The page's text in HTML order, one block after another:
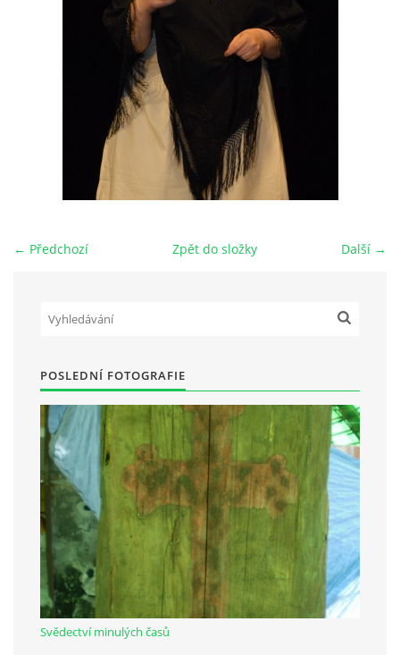
ČLENOVÉ - SOUČASNOST
HRY DO ROKU 1973
MÍSTO PRO VAŠE VZKAZY!!
Občanská vzdělávací jednota "Komenský" v Choceradech z.s.
257 24 Chocerady
IČ: 498 28 614
Kontaktní osoba:
Mgr. Miroslava Cinkeisová
723 967 851
Mirkaci@email.cz
© 2026 eStránky.cz RSS
← Předchozí Další →
Zpět do složky
POSLEDNÍ FOTOGRAFIE
Svědectví minulých časů